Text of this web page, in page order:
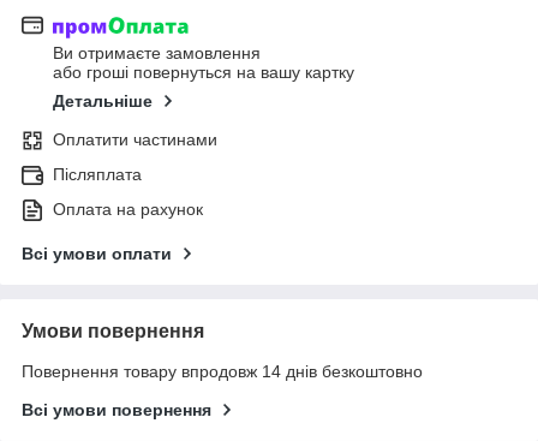
Ви отримаєте замовлення
або гроші повернуться на вашу картку
Детальніше
Оплатити частинами
Післяплата
Оплата на рахунок
Всі умови оплати
Умови повернення
Повернення товару впродовж 14 днів безкоштовно
Всі умови повернення